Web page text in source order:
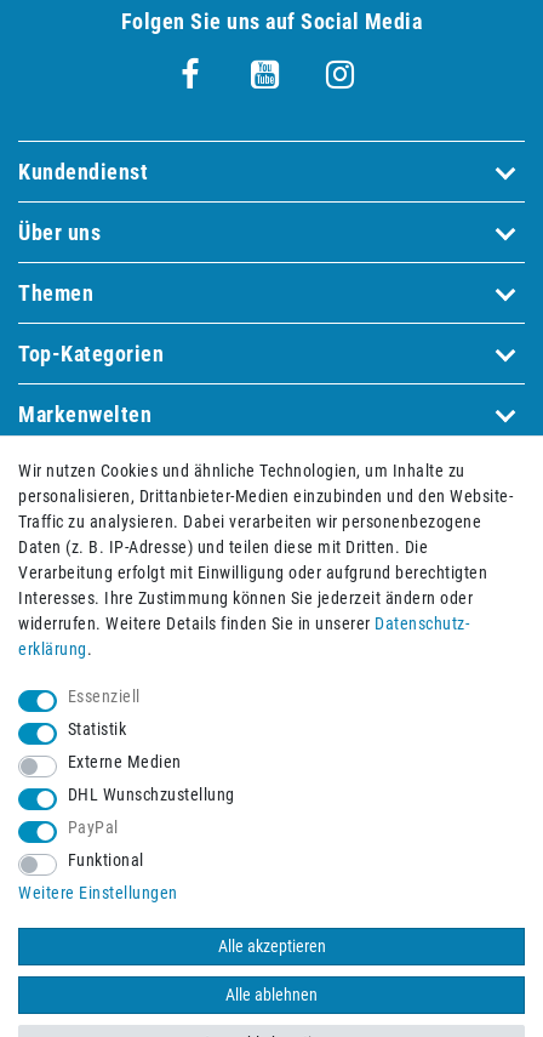
Folgen Sie uns auf Social Media
Kundendienst
Über uns
Themen
Top-Kategorien
Markenwelten
Bequem und sicher bezahlen mit
Schneller Versand mit
Wir nutzen Cookies und ähnliche Technologien, um Inhalte zu
personalisieren, Drittanbieter-Medien einzubinden und den Website-
Traffic zu analysieren. Dabei verarbeiten wir personenbezogene
Daten (z. B. IP-Adresse) und teilen diese mit Dritten. Die
Verarbeitung erfolgt mit Einwilligung oder aufgrund berechtigten
Interesses. Ihre Zustimmung können Sie jederzeit ändern oder
widerrufen. Weitere Details finden Sie in unserer Daten­schutz­
erklärung.
Essenziell
Statistik
Externe Medien
DHL Wunschzustellung
PayPal
Funktional
Weitere Einstellungen
Alle akzeptieren
Alle ablehnen